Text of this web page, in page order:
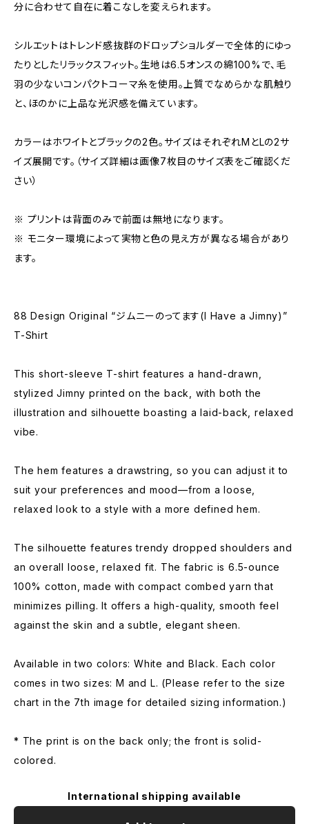
分に合わせて自在に着こなしを変えられます。
シルエットはトレンド感抜群のドロップショルダーで全体的にゆっ
たりとしたリラックスフィット。生地は6.5オンスの綿100%で、毛
羽の少ないコンパクトコーマ糸を使用。上質でなめらかな肌触り
と、ほのかに上品な光沢感を備えています。
カラーはホワイトとブラックの2色。サイズはそれぞれMとLの2サ
イズ展開です。（サイズ詳細は画像7枚目のサイズ表をご確認くだ
さい）
※ プリントは背面のみで前面は無地になります。
※ モニター環境によって実物と色の見え方が異なる場合があり
ます。
88 Design Original “ジムニーのってます(I Have a Jimny)”
T-Shirt
This short-sleeve T-shirt features a hand-drawn,
stylized Jimny printed on the back, with both the
illustration and silhouette boasting a laid-back, relaxed
vibe.
The hem features a drawstring, so you can adjust it to
suit your preferences and mood—from a loose,
relaxed look to a style with a more defined hem.
The silhouette features trendy dropped shoulders and
an overall loose, relaxed fit. The fabric is 6.5-ounce
100% cotton, made with compact combed yarn that
minimizes pilling. It offers a high-quality, smooth feel
against the skin and a subtle, elegant sheen.
Available in two colors: White and Black. Each color
comes in two sizes: M and L. (Please refer to the size
chart in the 7th image for detailed sizing information.)
* The print is on the back only; the front is solid-
colored.
International shipping available